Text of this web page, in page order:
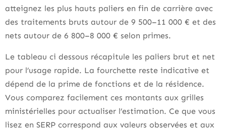
atteignez les plus hauts paliers en fin de carrière avec
des traitements bruts autour de 9 500–11 000 € et des
nets autour de 6 800–8 000 € selon primes.
Le tableau ci dessous récapitule les paliers brut et net
pour l’usage rapide. La fourchette reste indicative et
dépend de la prime de fonctions et de la résidence.
Vous comparez facilement ces montants aux grilles
ministérielles pour actualiser l’estimation. Ce que vous
lisez en SERP correspond aux valeurs observées et aux